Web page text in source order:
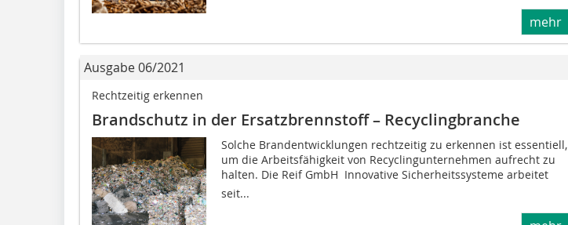
mehr
Ausgabe 06/2021
Rechtzeitig erkennen
Brandschutz in der Ersatzbrennstoff – Recyclingbranche
Solche Brandentwicklungen rechtzeitig zu erkennen ist essentiell,
um die Arbeitsfähigkeit von Recyclingunternehmen aufrecht zu
halten. Die Reif GmbH  Innovative Sicherheitssysteme arbeitet
seit...